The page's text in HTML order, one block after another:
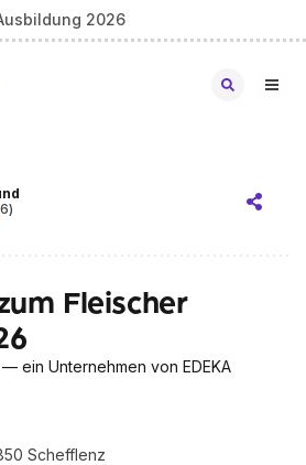
2026
6)
Fleischer
— ein Unternehmen von EDEKA
Schefflenz